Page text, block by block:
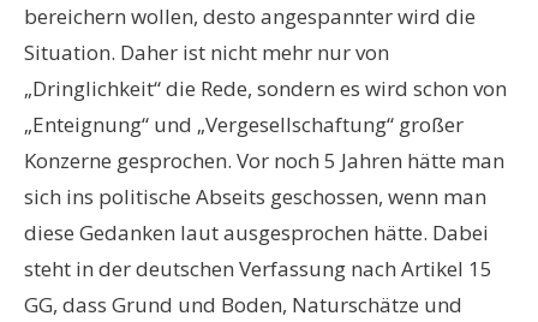
bereichern wollen, desto angespannter wird die
Situation. Daher ist nicht mehr nur von
„Dringlichkeit“ die Rede, sondern es wird schon von
„Enteignung“ und „Vergesellschaftung“ großer
Konzerne gesprochen. Vor noch 5 Jahren hätte man
sich ins politische Abseits geschossen, wenn man
diese Gedanken laut ausgesprochen hätte. Dabei
steht in der deutschen Verfassung nach Artikel 15
GG, dass Grund und Boden, Naturschätze und